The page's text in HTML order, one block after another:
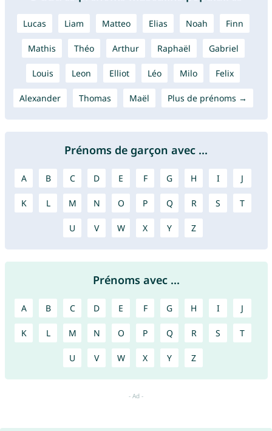
Lucas Liam Matteo Elias Noah Finn
Mathis Théo Arthur Raphaël Gabriel
Louis Leon Elliot Léo Milo Felix
Alexander Thomas Maël Plus de prénoms →
Prénoms de garçon avec ...
A B C D E F G H I J
K L M N O P Q R S T
U V W X Y Z
Prénoms avec ...
A B C D E F G H I J
K L M N O P Q R S T
U V W X Y Z